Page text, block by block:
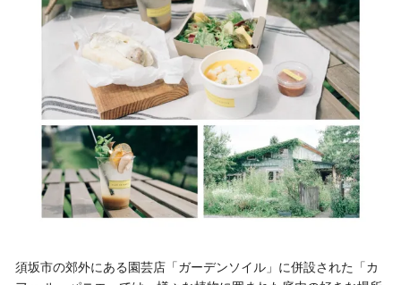
須坂市の郊外にある園芸店「ガーデンソイル」に併設された「カ